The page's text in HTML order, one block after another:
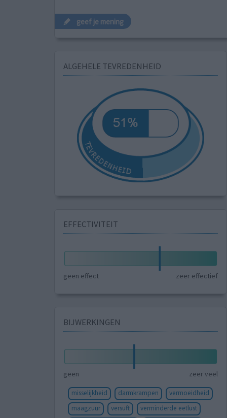
geef je mening
ALGEHELE TEVREDENHEID
EFFECTIVITEIT
geen effect zeer effectief
BIJWERKINGEN
geen zeer veel
misselijkheid darmkrampen
vermoeidheid
maagzuur
versuft
verminderde eetlust